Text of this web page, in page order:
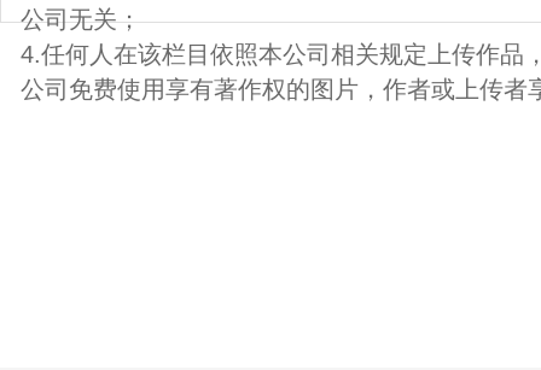
公司无关；
4.任何人在该栏目依照本公司相关规定上传作品
公司免费使用享有著作权的图片，作者或上传者